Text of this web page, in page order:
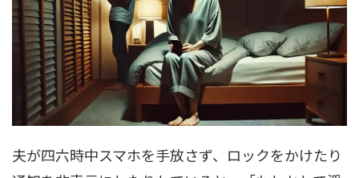
夫が四六時中スマホを手放さず、ロックをかけたり